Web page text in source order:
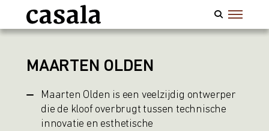
MAARTEN OLDEN
Maarten Olden is een veelzijdig ontwerper
die de kloof overbrugt tussen technische
innovatie en esthetische